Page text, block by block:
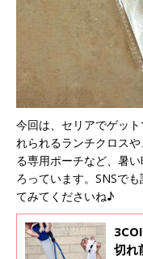
今回は、セリアでゲッ
れられるランチクロス
る専用ポーチなど、暑
ろっています。SNSで
てみてくださいね♪
切れ